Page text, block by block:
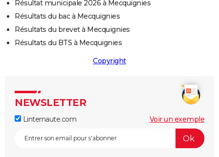
Résultat municipale 2026 à Mecquignies
Résultats du bac à Mecquignies
Résultats du brevet à Mecquignies
Résultats du BTS à Mecquignies
Copyright
NEWSLETTER
Linternaute.com Voir un exemple